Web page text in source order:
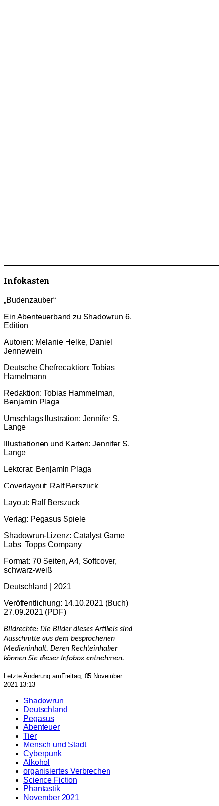
Infokasten
„Budenzauber“
Ein Abenteuerband zu Shadowrun 6.
Edition
Autoren: Melanie Helke, Daniel
Jennewein
Deutsche Chefredaktion: Tobias
Hamelmann
Redaktion: Tobias Hammelman,
Benjamin Plaga
Umschlagsillustration: Jennifer S.
Lange
Illustrationen und Karten: Jennifer S.
Lange
Lektorat: Benjamin Plaga
Coverlayout: Ralf Berszuck
Layout: Ralf Berszuck
Verlag: Pegasus Spiele
Shadowrun-Lizenz: Catalyst Game
Labs, Topps Company
Format: 70 Seiten, A4, Softcover,
schwarz-weiß
Deutschland | 2021
Veröffentlichung: 14.10.2021 (Buch) |
27.09.2021 (PDF)
Bildrechte: Die Bilder dieses Artikels sind
Ausschnitte aus dem besprochenen
Medieninhalt. Deren Rechteinhaber
können Sie dieser Infobox entnehmen.
Letzte Änderung amFreitag, 05 November
2021 13:13
Shadowrun
Deutschland
Pegasus
Abenteuer
Tier
Mensch und Stadt
Cyberpunk
Alkohol
organisiertes Verbrechen
Science Fiction
Phantastik
November 2021